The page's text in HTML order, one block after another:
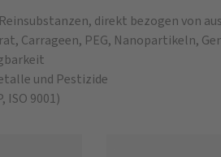
direkt bezogen von
Carrageen, PEG, Nanopartikeln,
und Pestizide
ISO 9001)